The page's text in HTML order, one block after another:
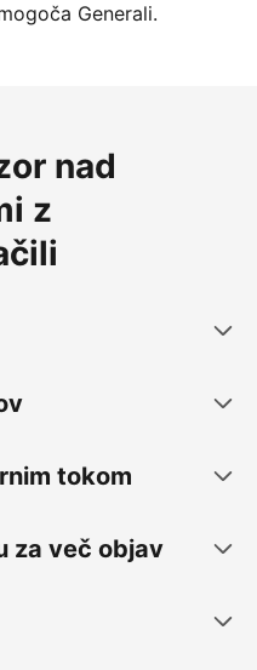
Generali.
nad
z
tokom
za več objav